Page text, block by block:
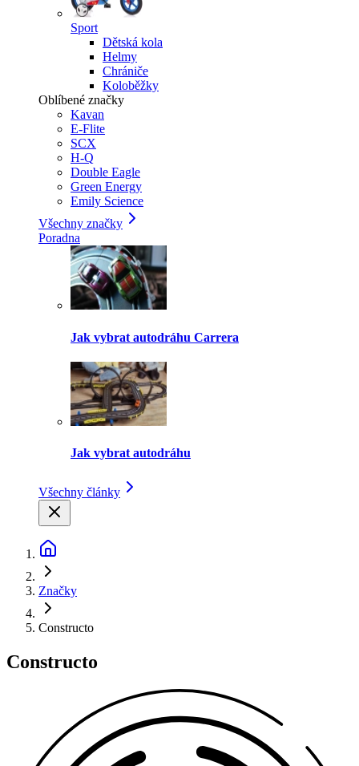
Sport
Dětská kola
Helmy
Chrániče
Koloběžky
Oblíbené značky
Kavan
E-Flite
SCX
H-Q
Double Eagle
Green Energy
Emily Science
Všechny značky
Poradna
Jak vybrat autodráhu Carrera
Jak vybrat autodráhu
Všechny články
Značky
Constructo
Constructo